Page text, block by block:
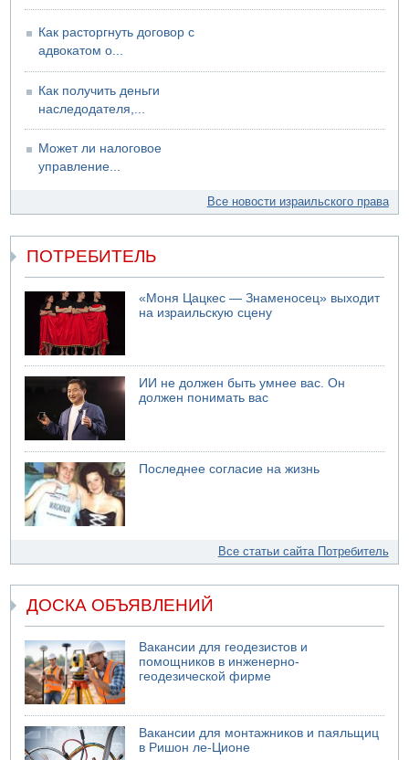
Как расторгнуть договор с
адвокатом о...
Как получить деньги
наследодателя,...
Может ли налоговое
управление...
Все новости израильского права
ПОТРЕБИТЕЛЬ
«Моня Цацкес — Знаменосец» выходит
на израильскую сцену
ИИ не должен быть умнее вас. Он
должен понимать вас
Последнее согласие на жизнь
Все статьи сайта Потребитель
ДОСКА ОБЪЯВЛЕНИЙ
Вакансии для геодезистов и
помощников в инженерно-
геодезической фирме
Вакансии для монтажников и паяльщиц
в Ришон ле-Ционе